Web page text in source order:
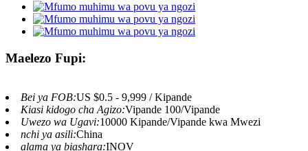
Maelezo Fupi:
Bei ya FOB:US $0.5 - 9,999 / Kipande
Kiasi kidogo cha Agizo:Vipande 100/Vipande
Uwezo wa Ugavi:10000 Kipande/Vipande kwa Mwezi
nchi ya asili:China
alama ya biashara:INOV